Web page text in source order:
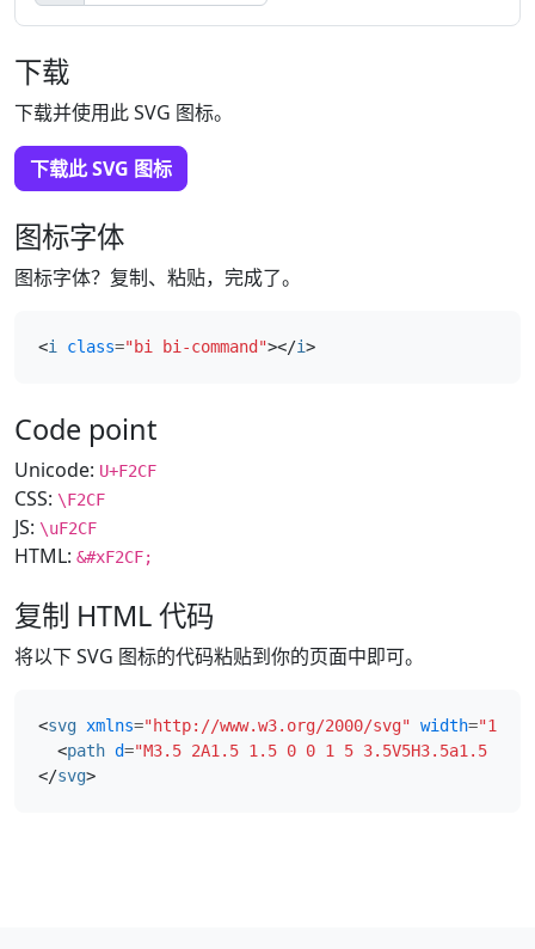
下载
下载并使用此 SVG 图标。
下载此 SVG 图标
图标字体
图标字体？复制、粘贴，完成了。
<i class="bi bi-command"></i>
Code point
Unicode: U+F2CF
CSS: \F2CF
JS: \uF2CF
HTML: &#xF2CF;
复制 HTML 代码
将以下 SVG 图标的代码粘贴到你的页面中即可。
<svg xmlns="http://www.w3.org/2000/svg" width="16"
<path d="M3.5 2A1.5 1.5 0 0 1 5 3.5V5H3.5a1.5 1.5
</svg>